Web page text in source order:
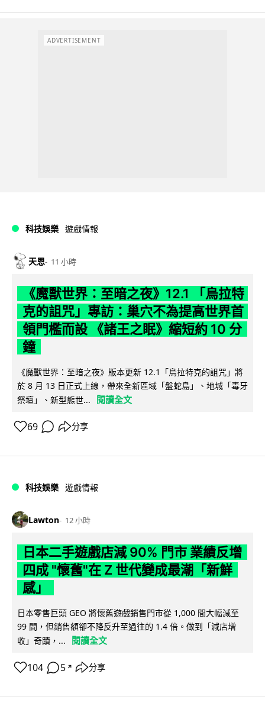
ADVERTISEMENT
科技娛樂 遊戲情報
天恩 11 小時
《魔獸世界：至暗之夜》12.1 「烏拉特
克的詛咒」專訪：巢穴不為提高世界首
領門檻而設 《諸王之眠》縮短約 10 分
鐘
《魔獸世界：至暗之夜》版本更新 12.1「烏拉特克的詛咒」將
於 8 月 13 日正式上線，帶來全新區域「盤蛇島」、地城「毒牙
祭壇」、新型態世...
閱讀全文
69 分享
科技娛樂 遊戲情報
Lawton 12 小時
日本二手遊戲店減 90% 門市 業績反增
四成 "懷舊"在 Z 世代變成最潮「新鮮
感」
日本零售巨頭 GEO 將懷舊遊戲銷售門市從 1,000 間大幅減至
99 間，但銷售額卻不降反升至過往的 1.4 倍。做到「減店增
收」奇蹟，...
閱讀全文
104 5 ↗ 分享